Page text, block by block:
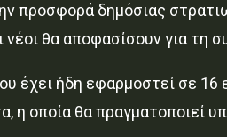
προσφορά δημόσιας
θα αποφασίσουν για τη
έχει ήδη εφαρμοστεί σε
η οποία θα